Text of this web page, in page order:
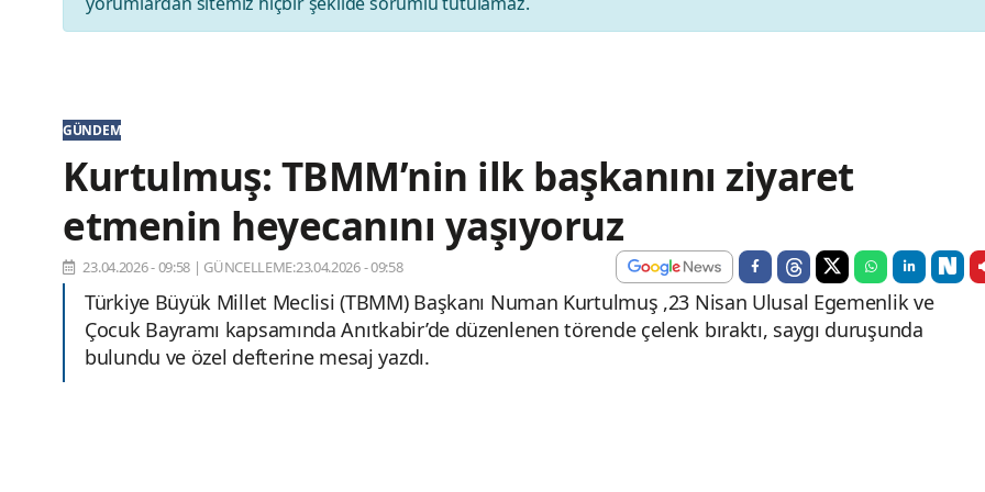
GÜNDEM
Kurtulmuş: TBMM’nin ilk başkanını ziyaret
etmenin heyecanını yaşıyoruz
23.04.2026 - 09:58 | GÜNCELLEME:23.04.2026 - 09:58
Türkiye Büyük Millet Meclisi (TBMM) Başkanı Numan Kurtulmuş ,23 Nisan Ulusal Egemenlik ve
Çocuk Bayramı kapsamında Anıtkabir’de düzenlenen törende çelenk bıraktı, saygı duruşunda
bulundu ve özel defterine mesaj yazdı.